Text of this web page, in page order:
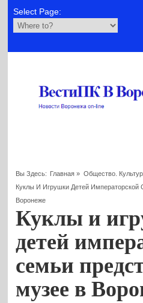
Select Page:
Вы Здесь: Главная » Общество.
Куклы И Игрушки Детей
Воронеже
Куклы и
детей
семьи
музее в